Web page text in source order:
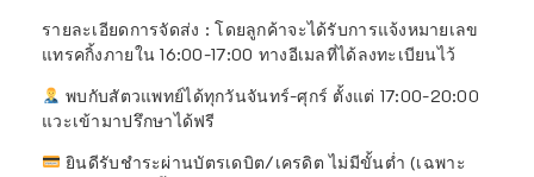
รายละเอียดการจัดส่ง : โดยลูกค้าจะได้รับการแจ้งหมายเลข
แทรคกิ้งภายใน 16:00-17:00 ทางอีเมลที่ได้ลงทะเบียนไว้
พบกับสัตวแพทย์ได้ทุกวันจันทร์-ศุกร์ ตั้งแต่ 17:00-20:00
แวะเข้ามาปรึกษาได้ฟรี
ยินดีรับชำระผ่านบัตรเดบิต/เครดิต ไม่มีขั้นต่ำ (เฉพาะ